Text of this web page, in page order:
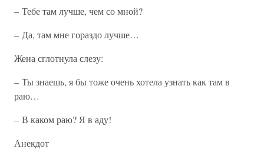
– Тебе там лучше, чем со мной?
– Да, там мне гораздо лучше…
Жена сглотнула слезу:
– Ты знаешь, я бы тоже очень хотела узнать как там в
раю…
– В каком раю? Я в аду!
Анекдот